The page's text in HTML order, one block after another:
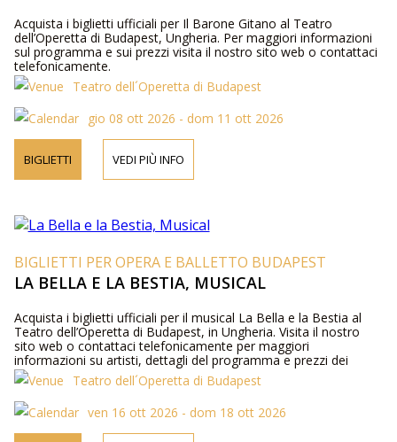
Acquista i biglietti ufficiali per Il Barone Gitano al Teatro
dell’Operetta di Budapest, Ungheria. Per maggiori informazioni
sul programma e sui prezzi visita il nostro sito web o contattaci
telefonicamente.
Teatro dell´Operetta di Budapest
gio 08 ott 2026 - dom 11 ott 2026
BIGLIETTI VEDI PIÙ INFO
BIGLIETTI PER OPERA E BALLETTO BUDAPEST
LA BELLA E LA BESTIA, MUSICAL
Acquista i biglietti ufficiali per il musical La Bella e la Bestia al
Teatro dell’Operetta di Budapest, in Ungheria. Visita il nostro
sito web o contattaci telefonicamente per maggiori
informazioni su artisti, dettagli del programma e prezzi dei
biglietti.
Teatro dell´Operetta di Budapest
ven 16 ott 2026 - dom 18 ott 2026